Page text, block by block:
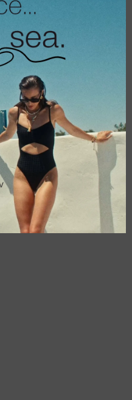
snake thin silver
14,00
€11,20